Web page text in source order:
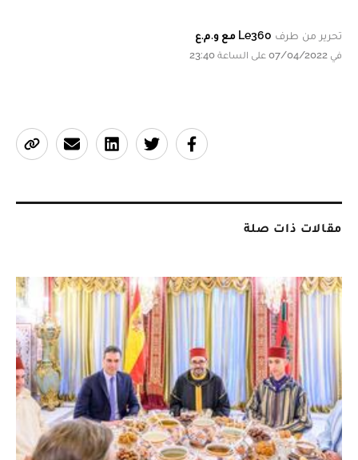
تحرير من طرف Le360 مع و.م.ع
في 07/04/2022 على الساعة 23:40
مقالات ذات صلة